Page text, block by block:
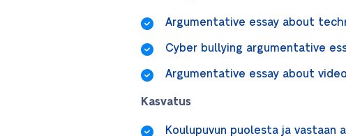
Argumentative essay about
Cyber bullying argumentative
Argumentative essay about
Kasvatus
Koulupuvun puolesta ja vastaan